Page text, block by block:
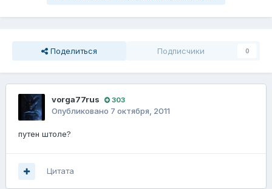
Поделиться Подписчики 0
vorga77rus 303
Опубликовано 7 октября, 2011
путен штоле?
Цитата